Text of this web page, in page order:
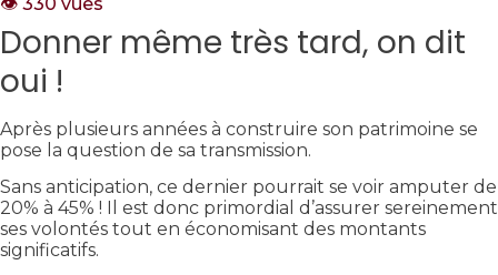
Donner même très tard, on dit
oui !
Après plusieurs années à construire son patrimoine se
pose la question de sa transmission.
Sans anticipation, ce dernier pourrait se voir amputer de
20% à 45% ! Il est donc primordial d’assurer sereinement
ses volontés tout en économisant des montants
significatifs.